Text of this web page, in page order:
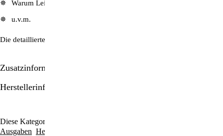
Warum Leiden manchmal notwendig ist
u.v.m.
Die detaillierte Artikel-Übersicht finden Sie hier:
Zusatzinformationen/Details
Herstellerinformationen
Diese Kategorien durchstöbern:
Ausgaben Hefte & Abos